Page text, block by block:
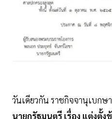
วันเดียวกัน ราชกิจจานุเบกษ
นายกรัฐมนตรี เรื่อง แต่งตั้ง